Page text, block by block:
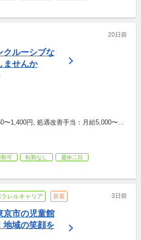
20日前
クルーシブな
ませんか
〜1,400円, 処遇改善手当：月給5,000〜
勤可 転勤なし
週休二日
レルキャリア 新着 3日前
京市の児童館
地域の笑顔を